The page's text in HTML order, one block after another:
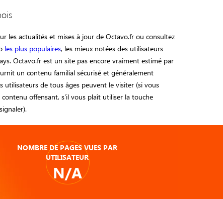
les actualités et mises à jour de Octavo.fr ou consultez
les plus populaires, les mieux notées des utilisateurs
Octavo.fr est un site pas encore vraiment estimé par
un contenu familial sécurisé et généralement
utilisateurs de tous âges peuvent le visiter (si vous
offensant, s'il vous plaît utiliser la touche
NOMBRE DE PAGES VUES PAR
UTILISATEUR
N/A